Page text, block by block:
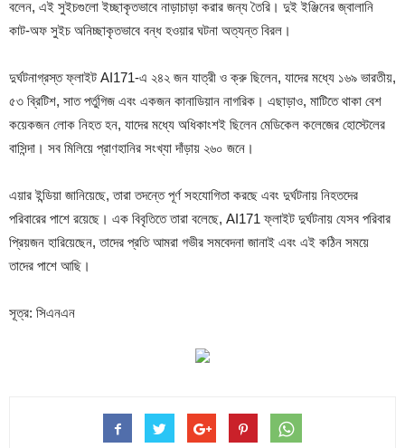
বলেন, এই সুইচগুলো ইচ্ছাকৃতভাবে নাড়াচাড়া করার জন্য তৈরি। দুই ইঞ্জিনের জ্বালানি
কাট-অফ সুইচ অনিচ্ছাকৃতভাবে বন্ধ হওয়ার ঘটনা অত্যন্ত বিরল।
দুর্ঘটনাগ্রস্ত ফ্লাইট AI171-এ ২৪২ জন যাত্রী ও ক্রু ছিলেন, যাদের মধ্যে ১৬৯ ভারতীয়,
৫৩ ব্রিটিশ, সাত পর্তুগিজ এবং একজন কানাডিয়ান নাগরিক। এছাড়াও, মাটিতে থাকা বেশ
কয়েকজন লোক নিহত হন, যাদের মধ্যে অধিকাংশই ছিলেন মেডিকেল কলেজের হোস্টেলের
বাসিন্দা। সব মিলিয়ে প্রাণহানির সংখ্যা দাঁড়ায় ২৬০ জনে।
এয়ার ইন্ডিয়া জানিয়েছে, তারা তদন্তে পূর্ণ সহযোগিতা করছে এবং দুর্ঘটনায় নিহতদের
পরিবারের পাশে রয়েছে। এক বিবৃতিতে তারা বলেছে, AI171 ফ্লাইট দুর্ঘটনায় যেসব পরিবার
প্রিয়জন হারিয়েছেন, তাদের প্রতি আমরা গভীর সমবেদনা জানাই এবং এই কঠিন সময়ে
তাদের পাশে আছি।
সূত্র: সিএনএন